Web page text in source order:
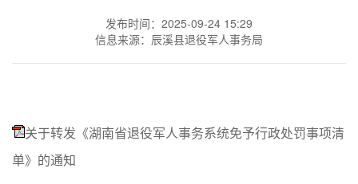
发布时间：2025-09-24 15:29
信息来源：辰溪县退役军人事务局
关于转发《湖南省退役军人事务系统免予行政处罚事项清
单》的通知